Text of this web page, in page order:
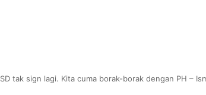
SD tak sign lagi. Kita cuma borak-borak dengan PH –